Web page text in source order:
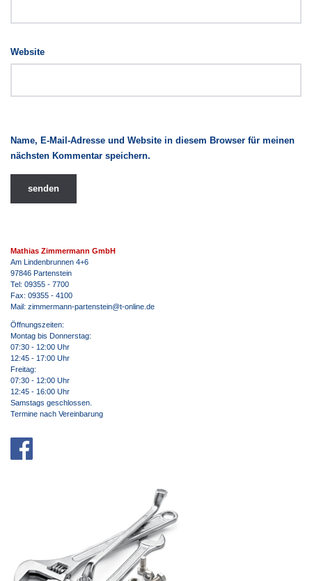
Website
Name, E-Mail-Adresse und Website in diesem Browser für meinen
nächsten Kommentar speichern.
Mathias Zimmermann GmbH
Am Lindenbrunnen 4+6
97846 Partenstein
Tel: 09355 - 7700
Fax: 09355 - 4100
Mail: zimmermann-partenstein@t-online.de
Öffnungszeiten:
Montag bis Donnerstag:
07:30 - 12:00 Uhr
12:45 - 17:00 Uhr
Freitag:
07:30 - 12:00 Uhr
12:45 - 16:00 Uhr
Samstags geschlossen.
Termine nach Vereinbarung